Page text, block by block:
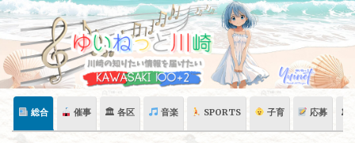
Skip
content
総合 催事 🏛 各区 音楽 SPORTS 子育 応募 🏛